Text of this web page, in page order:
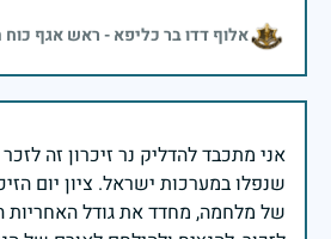
אלוף דדו בר כליפא - ראש אגף
אני מתכבד להדליק נר זיכרון זה לזכר
שנפלו במערכות ישראל. ציון יום
של מלחמה, מחדד את גודל האחריות